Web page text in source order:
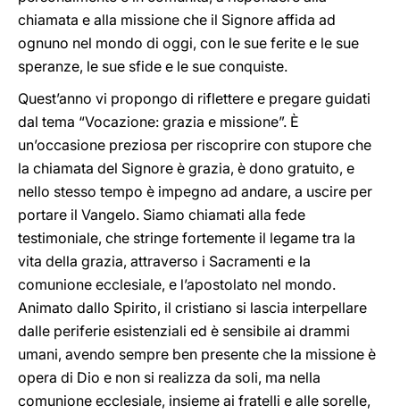
chiamata e alla missione che il Signore affida ad
ognuno nel mondo di oggi, con le sue ferite e le sue
speranze, le sue sfide e le sue conquiste.
Quest’anno vi propongo di riflettere e pregare guidati
dal tema “Vocazione: grazia e missione”. È
un’occasione preziosa per riscoprire con stupore che
la chiamata del Signore è grazia, è dono gratuito, e
nello stesso tempo è impegno ad andare, a uscire per
portare il Vangelo. Siamo chiamati alla fede
testimoniale, che stringe fortemente il legame tra la
vita della grazia, attraverso i Sacramenti e la
comunione ecclesiale, e l’apostolato nel mondo.
Animato dallo Spirito, il cristiano si lascia interpellare
dalle periferie esistenziali ed è sensibile ai drammi
umani, avendo sempre ben presente che la missione è
opera di Dio e non si realizza da soli, ma nella
comunione ecclesiale, insieme ai fratelli e alle sorelle,